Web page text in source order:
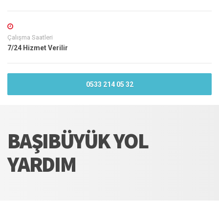
Çalışma Saatleri
7/24 Hizmet Verilir
0533 214 05 32
BAŞIBÜYÜK YOL
YARDIM